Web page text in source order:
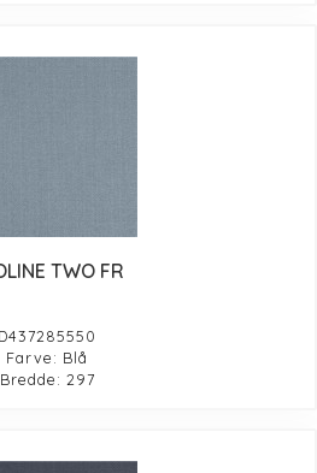
TWO FR
D437285550
Farve: Blå
Bredde: 297